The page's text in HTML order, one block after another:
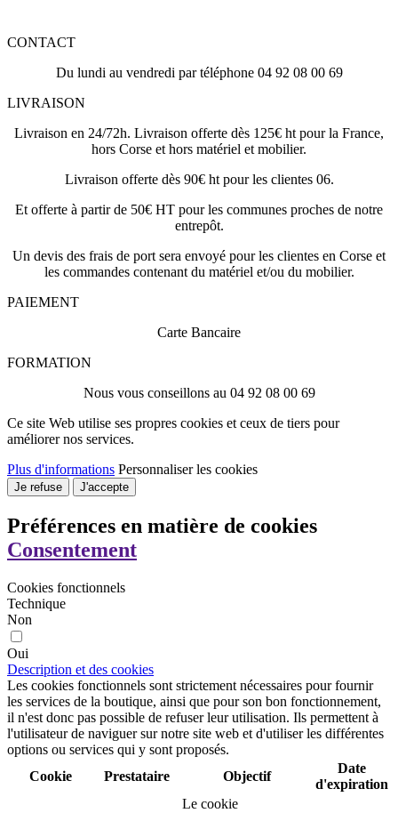
CONTACT
Du lundi au vendredi par téléphone 04 92 08 00 69
LIVRAISON
Livraison en 24/72h. Livraison offerte dès 125€ ht pour la France,
hors Corse et hors matériel et mobilier.
Livraison offerte dès 90€ ht pour les clientes 06.
Et offerte à partir de 50€ HT pour les communes proches de notre
entrepôt.
Un devis des frais de port sera envoyé pour les clientes en Corse et
les commandes contenant du matériel et/ou du mobilier.
PAIEMENT
Carte Bancaire
FORMATION
Nous vous conseillons au 04 92 08 00 69
Ce site Web utilise ses propres cookies et ceux de tiers pour
améliorer nos services.
Plus d'informations Personnaliser les cookies
Je refuse J'accepte
Préférences en matière de cookies
Consentement
Cookies fonctionnels
Technique
Non
Oui
Description et des cookies
Les cookies fonctionnels sont strictement nécessaires pour fournir
les services de la boutique, ainsi que pour son bon fonctionnement,
il n'est donc pas possible de refuser leur utilisation. Ils permettent à
l'utilisateur de naviguer sur notre site web et d'utiliser les différentes
options ou services qui y sont proposés.
Cookie
Prestataire Objectif
Date
d'expiration
Le cookie